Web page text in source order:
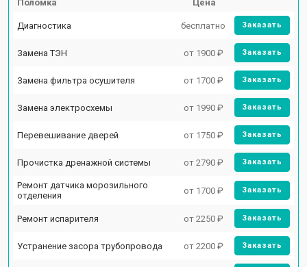
Поломка Цена
Диагностика бесплатно Заказать
Замена ТЭН от 1900 ₽ Заказать
Замена фильтра осушителя от 1700 ₽ Заказать
Замена электросхемы от 1990 ₽ Заказать
Перевешивание дверей от 1750 ₽ Заказать
Прочистка дренажной системы от 2790 ₽ Заказать
Ремонт датчика морозильного
отделения
от 1700 ₽ Заказать
Ремонт испарителя от 2250 ₽ Заказать
Устранение засора трубопровода от 2200 ₽ Заказать